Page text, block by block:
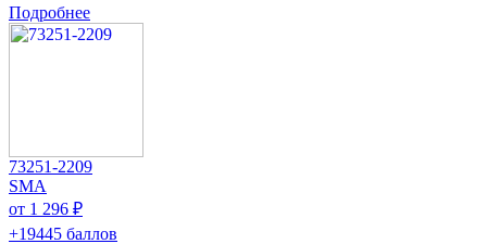
Подробнее
73251-2209
SMA
от 1 296 ₽
+19445 баллов